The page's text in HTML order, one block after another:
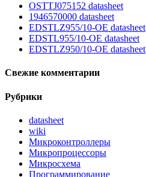
OSTTJ075152 datasheet
1946570000 datasheet
EDSTLZ955/10-OE datasheet
EDSTL955/10-OE datasheet
EDSTLZ950/10-OE datasheet
Свежие комментарии
Рубрики
datasheet
wiki
Микроконтроллеры
Микропроцессоры
Микросхема
Программирование